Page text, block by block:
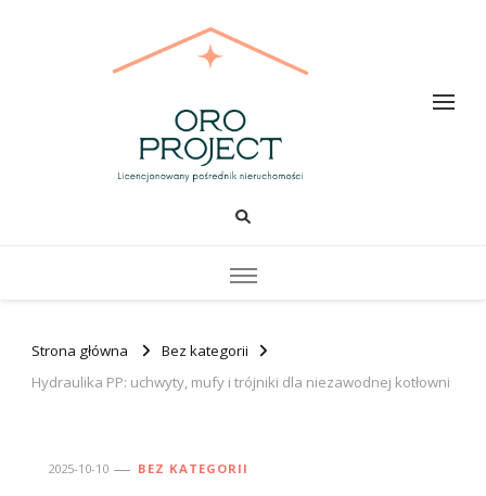
Oro PROJECT
Strona główna
Bez kategorii
Hydraulika PP: uchwyty, mufy i trójniki dla niezawodnej kotłowni
2025-10-10 BEZ KATEGORII